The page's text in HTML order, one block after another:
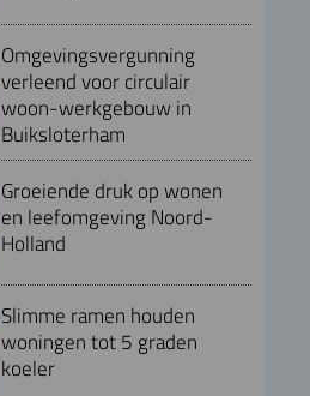
Omgevingsvergunning
verleend voor circulair
woon-werkgebouw in
Buiksloterham
Groeiende druk op wonen
en leefomgeving Noord-
Holland
Slimme ramen houden
woningen tot 5 graden
koeler